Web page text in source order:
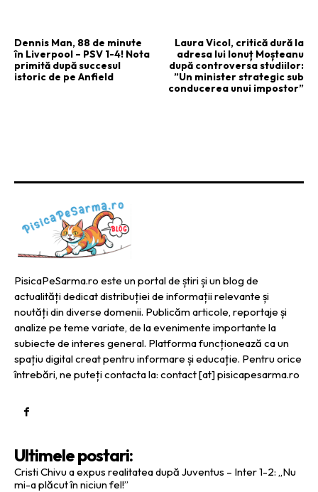
Dennis Man, 88 de minute
în Liverpool – PSV 1-4! Nota
primită după succesul
istoric de pe Anfield
Laura Vicol, critică dură la
adresa lui Ionuț Moșteanu
după controversa studiilor:
”Un minister strategic sub
conducerea unui impostor”
PisicaPeSarma.ro este un portal de știri și un blog de
actualități dedicat distribuției de informații relevante și
noutăți din diverse domenii. Publicăm articole, reportaje și
analize pe teme variate, de la evenimente importante la
subiecte de interes general. Platforma funcționează ca un
spațiu digital creat pentru informare și educație. Pentru orice
întrebări, ne puteți contacta la: contact [at] pisicapesarma.ro
Ultimele postari:
Cristi Chivu a expus realitatea după Juventus – Inter 1-2: „Nu
mi-a plăcut în niciun fel!”